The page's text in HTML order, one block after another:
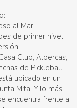
al Mar
de primer nivel
Club, Albercas,
de Pickleball.
ubicado en un
Mita. Y lo más
encuentra frente a